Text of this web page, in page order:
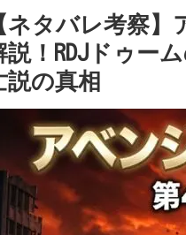
ネタバレ考察
説！RDJドゥー
説の真相